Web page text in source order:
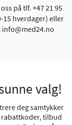
på tlf. +47 21 95
15 hverdager) eller
info@med24.no
valg!
deg samtykker
tilbud